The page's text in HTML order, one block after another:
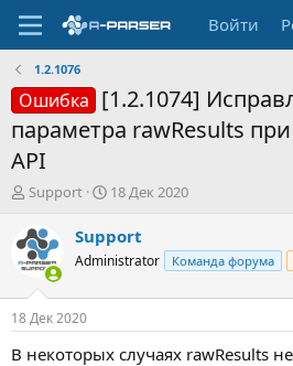
Войти
1.2.1076
Ошибка [1.2.1074]
параметра rawResults
API
А
т
о
р
т
е
м
ы
Support
Д
т
а
н
а
л
18 Дек 2020
Support
Administrator Команда форума
18 Дек 2020
В некоторых случаях rawResults